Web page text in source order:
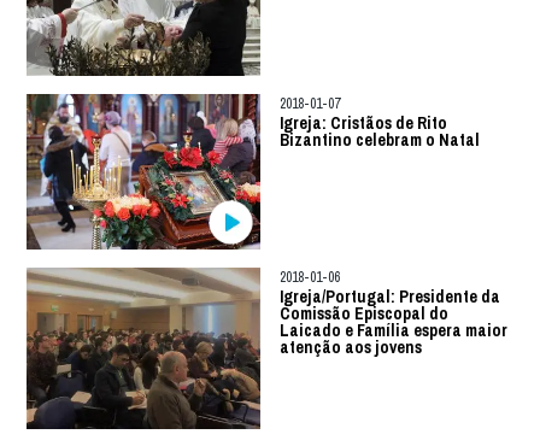
2018-01-07
Igreja: Cristãos de Rito
Bizantino celebram o Natal
2018-01-06
Igreja/Portugal: Presidente da
Comissão Episcopal do
Laicado e Família espera maior
atenção aos jovens